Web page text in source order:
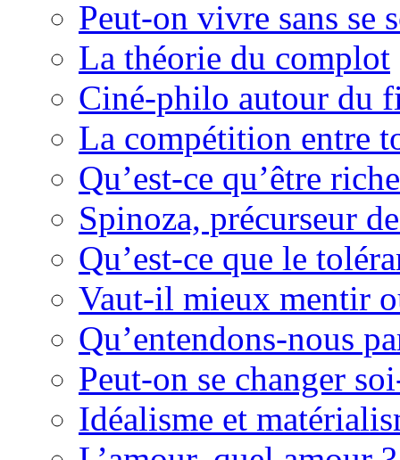
Peut-on vivre sans se
La théorie du complot
Ciné-philo autour du
La compétition entre
Qu’est-ce qu’être
Spinoza, précurseur
Qu’est-ce que le
Vaut-il mieux mentir
Qu’entendons-nous
Peut-on se changer
Idéalisme et